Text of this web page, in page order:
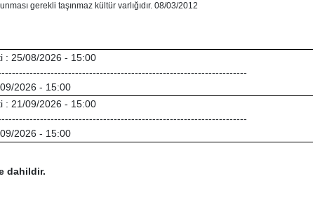
gerekli taşınmaz kültür varlığıdır. 08/03/2012
: 25/08/2026 - 15:00
2026 - 15:00
: 21/09/2026 - 15:00
2026 - 15:00
dahildir.